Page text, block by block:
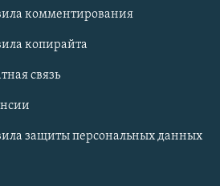
комментирования
копирайта
связь
защиты персональных данных